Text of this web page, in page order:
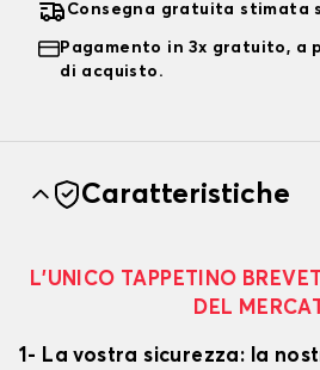
Consegna gratuita stimata
Pagamento in 3x gratuito, a
di acquisto.
Caratteristiche
L’UNICO TAPPETINO
DEL
1- La vostra sicurezza: la